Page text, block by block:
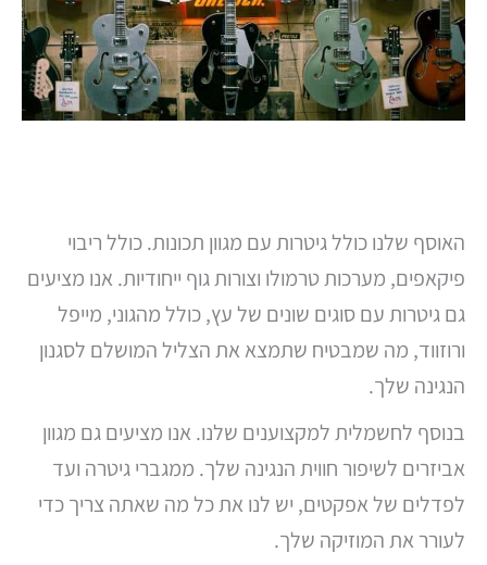
האוסף שלנו כולל גיטרות עם מגוון תכונות. כולל ריבוי
פיקאפים, מערכות טרמולו וצורות גוף ייחודיות. אנו מציעים
גם גיטרות עם סוגים שונים של עץ, כולל מהגוני, מייפל
ורוזווד, מה שמבטיח שתמצא את הצליל המושלם לסגנון
הנגינה שלך.
בנוסף לחשמלית למקצוענים שלנו. אנו מציעים גם מגוון
אביזרים לשיפור חווית הנגינה שלך. ממגברי גיטרה ועד
לפדלים של אפקטים, יש לנו את כל מה שאתה צריך כדי
לעורר את המוזיקה שלך.